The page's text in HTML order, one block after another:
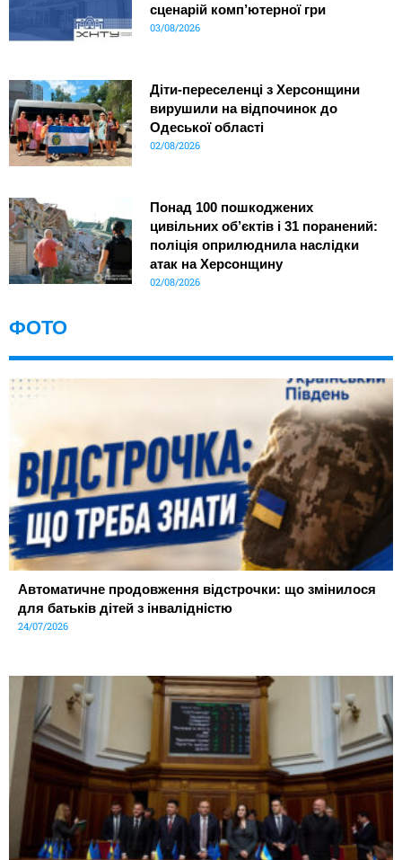
сценарій комп’ютерної гри
03/08/2026
Діти-переселенці з Херсонщини
вирушили на відпочинок до
Одеської області
02/08/2026
Понад 100 пошкоджених
цивільних об’єктів і 31 поранений:
поліція оприлюднила наслідки
атак на Херсонщину
02/08/2026
ФОТО
Автоматичне продовження відстрочки: що змінилося
для батьків дітей з інвалідністю
24/07/2026